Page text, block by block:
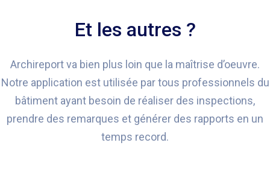
Et les autres ?
Archireport va bien plus loin que la maîtrise d’oeuvre.
Notre application est utilisée par tous professionnels du
bâtiment ayant besoin de réaliser des inspections,
prendre des remarques et générer des rapports en un
temps record.